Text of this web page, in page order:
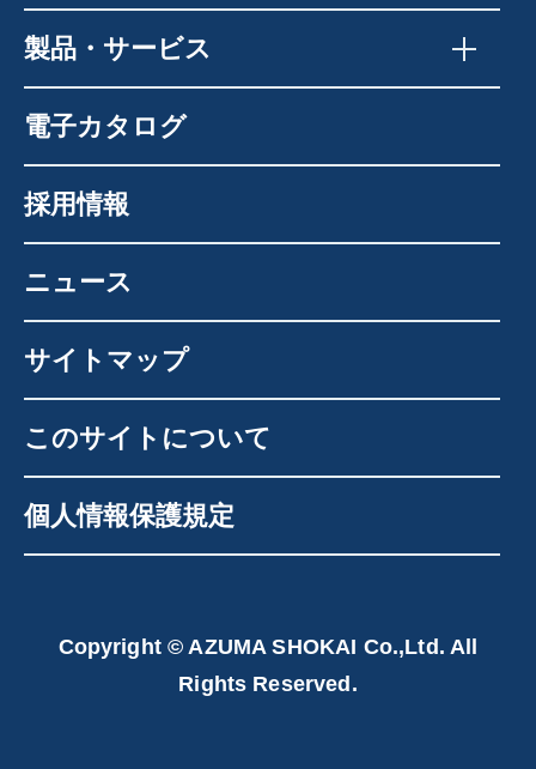
製品・サービス
電子カタログ
採用情報
ニュース
サイトマップ
このサイトについて
個人情報保護規定
Copyright © AZUMA SHOKAI Co.,Ltd. All
Rights Reserved.